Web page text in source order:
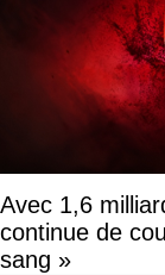
Avec 1,6
continue de
sang »